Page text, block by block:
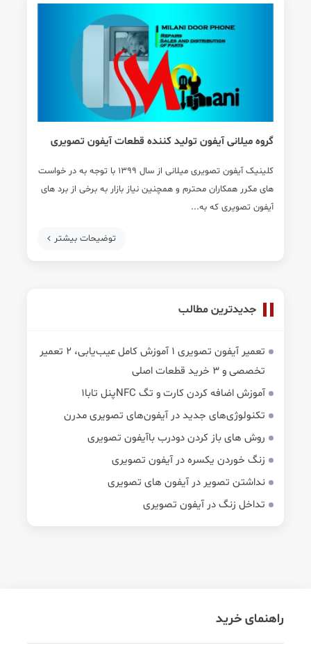
گروه میلانی آیفون تولید کننده قطعات آیفون تصویری
کلینیک آیفون تصویری میلانی از سال 1399 با توجه به در خواست
های مکرر همکاران محترم و همچنین نیاز بازار به برخی از برد های
آیفون تصویری که به...
توضیحات بیشتر
جدیدترین مطالب
تعمیر آیفون تصویری 1 آموزش کامل عیب‌یابی، 2 تعمیر
تخصصی و 3 خرید قطعات اصلی
آموزش اضافه کردن کارت و تگ NFCپنل تابا1
تکنولوژی‌های جدید در آیفون‌های تصویری مدرن
روش های باز کردن دودرب باآیفون تصویری
زنگ خوردن یکسره در آیفون تصویری
نداشتن تصویر در آیفون های تصویری
تداخل زنگ در آیفون تصویری
راهنمای خرید